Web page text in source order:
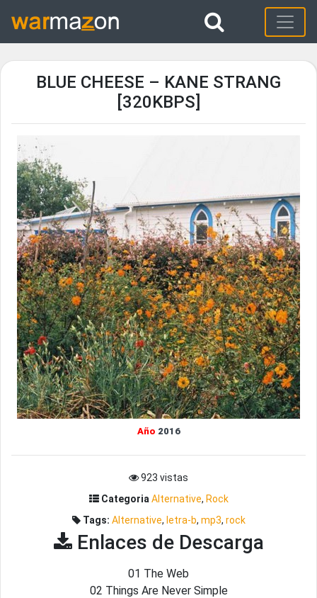
BLUE CHEESE – KANE STRANG
[320KBPS]
Año 2016
923 vistas
Categoria Alternative, Rock
Tags: Alternative, letra-b, mp3, rock
Enlaces de Descarga
01 The Web
02 Things Are Never Simple